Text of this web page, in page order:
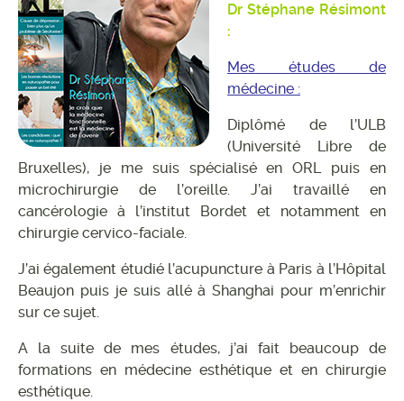
Dr Stéphane Résimont
:
Mes études de
médecine :
Diplômé de l’ULB
(Université Libre de
Bruxelles), je me suis spécialisé en ORL puis en
microchirurgie de l’oreille. J’ai travaillé en
cancérologie à l’institut Bordet et notamment en
chirurgie cervico-faciale.
J’ai également étudié l’acupuncture à Paris à l’Hôpital
Beaujon puis je suis allé à Shanghai pour m’enrichir
sur ce sujet.
A la suite de mes études, j’ai fait beaucoup de
formations en médecine esthétique et en chirurgie
esthétique.